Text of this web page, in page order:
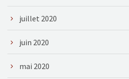
juillet 2020
juin 2020
mai 2020